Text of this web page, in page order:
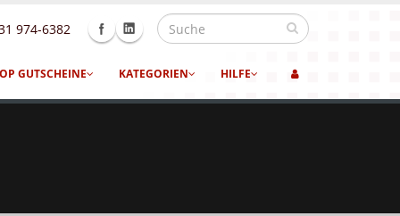
974-6382
GUTSCHEINE KATEGORIEN HILFE